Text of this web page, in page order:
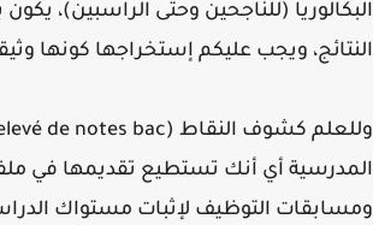
(للناجحين وحتى الراسبين)، يكون
ويجب عليكم إستخراجها كونها
كشوف النقاط (Relevé de notes bac)
أي أنك تستطيع تقديمها في ملفات
التوظيف لإثبات مستواك